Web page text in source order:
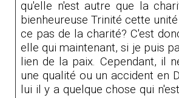
qu'elle n'est autre que la
bienheureuse Trinité cette
ce pas de la charité? C'est
elle qui maintenant, si je puis
lien de la paix. Cependant, il
une qualité ou un accident en
lui il y a quelque chose qui